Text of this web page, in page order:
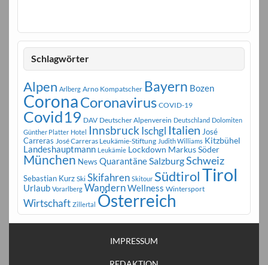
Schlagwörter
Alpen Arlberg Arno Kompatscher Bayern Bozen
CoronaCoronavirus COVID-19
Covid19 DAV Deutscher Alpenverein Deutschland Dolomiten
Günther Platter Hotel Innsbruck Ischgl Italien José
Carreras José Carreras Leukämie-Stiftung Judith Williams Kitzbühel
Landeshauptmann Leukämie Lockdown Markus Söder
München News QuarantäneSalzburgSchweiz
Sebastian Kurz Ski Skifahren Skitour SüdtirolTirol
Urlaub Vorarlberg WandernWellness Wintersport
Wirtschaft Zillertal Österreich
IMPRESSUM